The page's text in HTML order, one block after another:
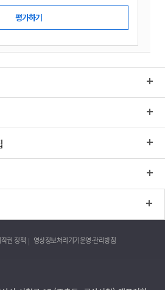
권 정책 영상정보처리기기운영·관리방침